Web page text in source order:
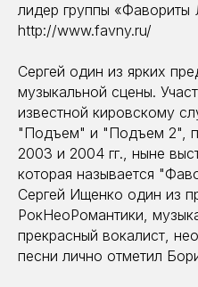
лидер группы
http://www.favny.ru/
Сергей один из ярких
музыкальной сцены.
известной кировскому
"Подъем" и "Подъем 2",
2003 и 2004 гг., ныне
которая называется
Сергей Ищенко один из
РокНеоРомантики,
прекрасный вокалист,
песни лично отметил